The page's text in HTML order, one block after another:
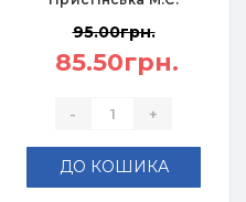
95.00грн.
85.50грн.
- +
ДО КОШИКА